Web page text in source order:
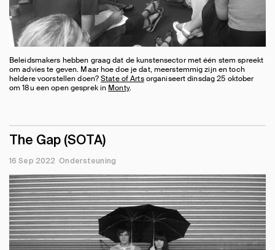
Beleidsmakers hebben graag dat de kunstensector met één stem spreekt
om advies te geven. Maar hoe doe je dat, meerstemmig zijn en toch
heldere voorstellen doen?State of Artsorganiseert dinsdag 25 oktober
om 18u een open gesprek in Monty.
The Gap (SOTA)
16 Sep 2022 Ondersteuning